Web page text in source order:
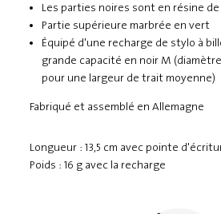
Les parties noires sont en résine
Partie supérieure marbrée en vert
Équipé d'une recharge de stylo à
grande capacité en noir M (diamètre
pour une largeur de trait moyenne)
Fabriqué et assemblé en Allemagne
Longueur : 13,5 cm avec pointe
Poids : 16 g avec la recharge